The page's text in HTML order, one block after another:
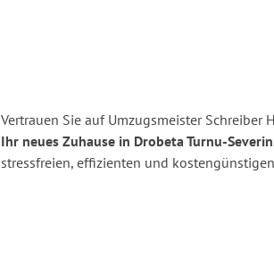
Vertrauen Sie auf Umzugsmeister
Ihr neues Zuhause in Drobeta Turnu-
stressfreien, effizienten und